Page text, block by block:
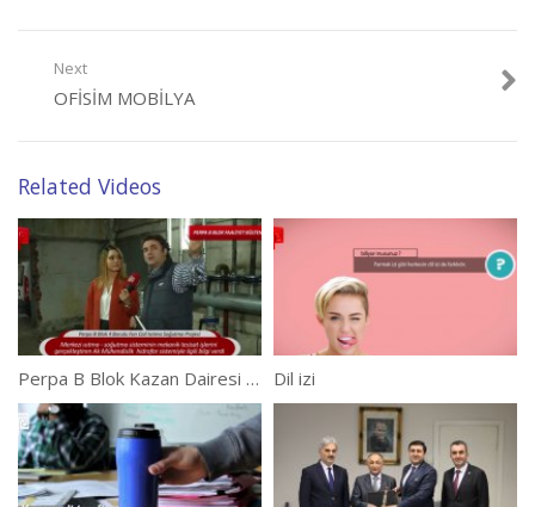
Next
OFISIM MOBILYA
Related Videos
Perpa B Blok Kazan Dairesi Çalışmaları Dil izi